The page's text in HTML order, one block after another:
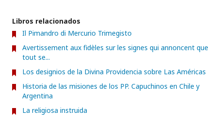
Libros relacionados
Il Pimandro di Mercurio Trimegisto
Avertissement aux fidèles sur les signes qui annoncent que
tout se...
Los designios de la Divina Providencia sobre Las Américas
Historia de las misiones de los PP. Capuchinos en Chile y
Argentina
La religiosa instruida